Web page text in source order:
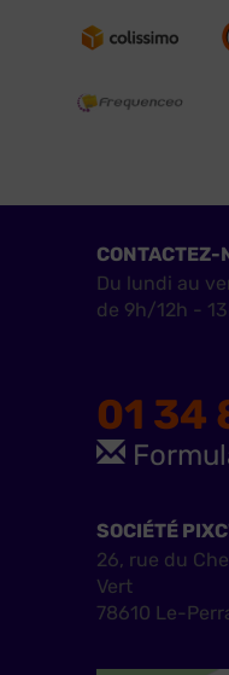
CONTACTEZ-
Du lundi au
de 9h/12h -
01 34
SOCIÉTÉ
26, rue du
Vert
78610 Le-